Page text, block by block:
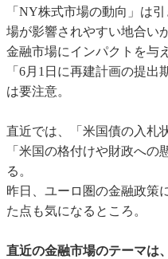
「NY株式市場の動向」は
場が影響されやすい地合い
金融市場にインパクトを与
「6月1日に再建計画の提
は要注意。
直近では、「米国債の入札
「米国の格付けや財政へ
る。
昨日、ユーロ圏の金融政策
た点も気になるところ。
直近の金融市場のテーマは、